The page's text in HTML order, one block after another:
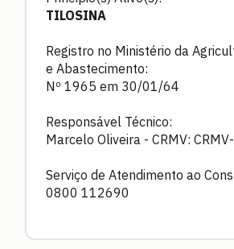
TILOSINA
Registro no Ministério da
e Abastecimento:
Nº 1965 em 30/01/64
Responsável Técnico:
Marcelo Oliveira - CRMV:
Serviço de Atendimento ao
0800 112690